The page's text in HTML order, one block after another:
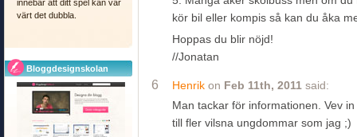
innebär att ditt spel kan var
värt det dubbla.
Bloggdesignskolan
kör bil eller kompis så kan du åka
Hoppas du blir nöjd!
//Jonatan
6 Henrik on Feb 11th, 2011 said:
Man tackar för informationen. Vev
till fler vilsna ungdommar som jag ;)